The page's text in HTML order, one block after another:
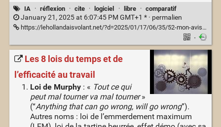
IA · réflexion · cite · logiciel · libre · comparatif
January 21, 2025 at 6:07:45 PM GMT+1 * · permalien
https://lehollandaisvolant.net/?d=2025/01/17/06/35/52-mon-avis-sur-chatgpt-et-les-autres-ia-generatives
·
Les 8 lois du temps et de
l’efficacité au travail
Loi de Murphy: « Tout ce qui
peut mal tourner va mal tourner»
(“Anything that can go wrong, will go wrong”).
Autres noms : loi de l’emmerdement maximum